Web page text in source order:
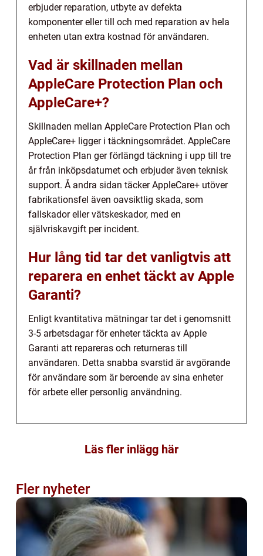
erbjuder reparation, utbyte av defekta
komponenter eller till och med reparation av hela
enheten utan extra kostnad för användaren.
Vad är skillnaden mellan
AppleCare Protection Plan och
AppleCare+?
Skillnaden mellan AppleCare Protection Plan och
AppleCare+ ligger i täckningsområdet. AppleCare
Protection Plan ger förlängd täckning i upp till tre
år från inköpsdatumet och erbjuder även teknisk
support. Å andra sidan täcker AppleCare+ utöver
fabrikationsfel även oavsiktlig skada, som
fallskador eller vätskeskador, med en
självriskavgift per incident.
Hur lång tid tar det vanligtvis att
reparera en enhet täckt av Apple
Garanti?
Enligt kvantitativa mätningar tar det i genomsnitt
3-5 arbetsdagar för enheter täckta av Apple
Garanti att repareras och returneras till
användaren. Detta snabba svarstid är avgörande
för användare som är beroende av sina enheter
för arbete eller personlig användning.
Läs fler inlägg här
Fler nyheter